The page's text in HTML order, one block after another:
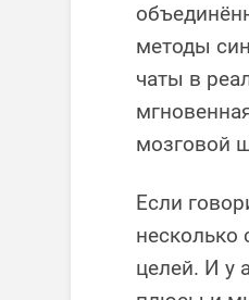
методы
чаты в
мозговой
Если
несколько
целей. И у